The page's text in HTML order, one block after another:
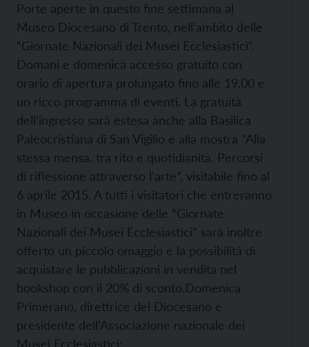
Porte aperte in questo fine settimana al
Museo Diocesano di Trento, nell’ambito delle
“Giornate Nazionali dei Musei Ecclesiastici”.
Domani e domenica accesso gratuito con
orario di apertura prolungato fino alle 19.00 e
un ricco programma di eventi. La gratuità
dell’ingresso sarà estesa anche alla Basilica
Paleocristiana di San Vigilio e alla mostra “Alla
stessa mensa, tra rito e quotidianità. Percorsi
di riflessione attraverso l’arte”, visitabile fino al
6 aprile 2015. A tutti i visitatori che entreranno
in Museo in occasione delle “Giornate
Nazionali dei Musei Ecclesiastici” sarà inoltre
offerto un piccolo omaggio e la possibilità di
acquistare le pubblicazioni in vendita nel
bookshop con il 20% di sconto.Domenica
Primerano, direttrice del Diocesano e
presidente dell’Associazione nazionale dei
Musei Ecclesiastici: